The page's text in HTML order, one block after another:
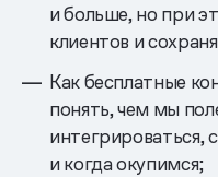
и больше, но при
клиентов и
Как бесплатные
понять, чем мы
интегрироваться,
и когда окупимся;